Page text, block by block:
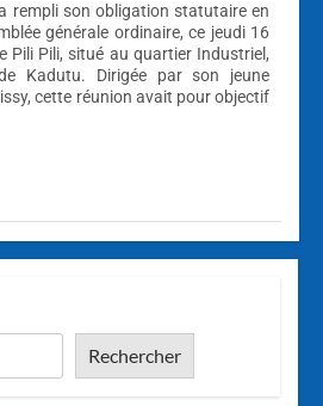
rempli son obligation statutaire en
générale ordinaire, ce jeudi 16
Pili Pili, situé au quartier Industriel,
Kadutu. Dirigée par son jeune
cette réunion avait pour objectif
Rechercher